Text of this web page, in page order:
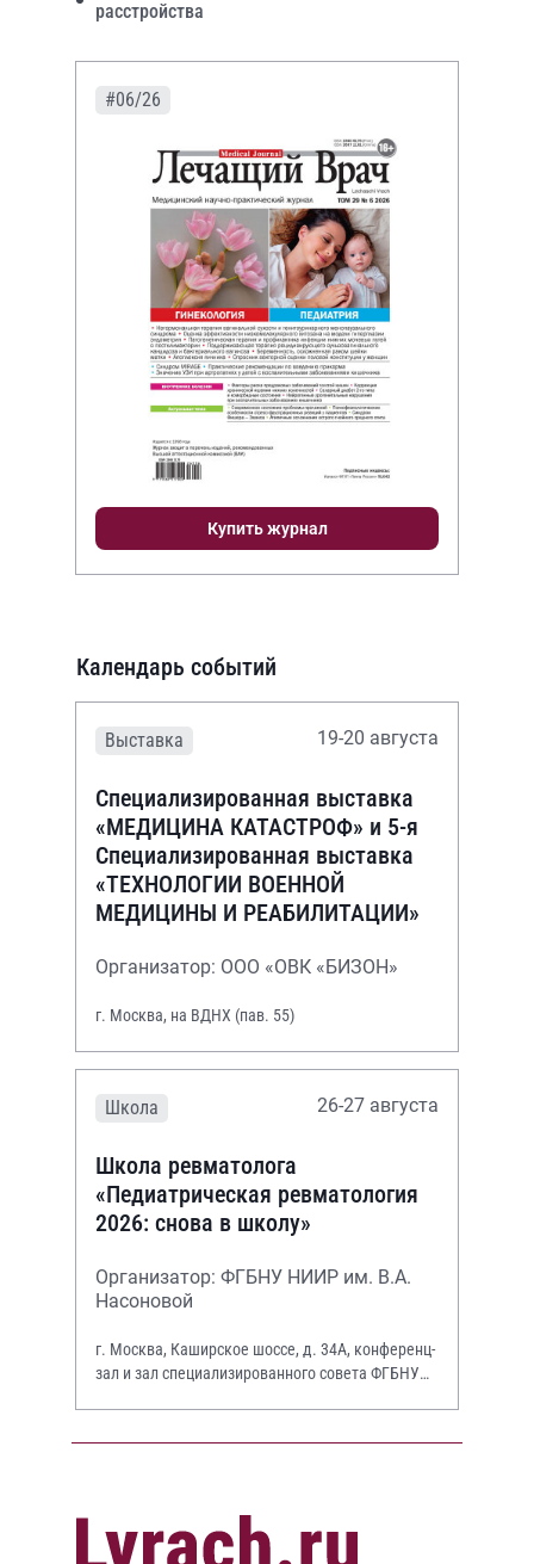
расстройства
#06/26
Купить журнал
Календарь событий
Выставка 19-20 августа
Специализированная выставка
«МЕДИЦИНА КАТАСТРОФ» и 5-я
Специализированная выставка
«ТЕХНОЛОГИИ ВОЕННОЙ
МЕДИЦИНЫ И РЕАБИЛИТАЦИИ»
Организатор: ООО «ОВК «БИЗОН»
г. Москва, на ВДНХ (пав. 55)
Школа 26-27 августа
Школа ревматолога
«Педиатрическая ревматология
2026: снова в школу»
Организатор: ФГБНУ НИИР им. В.А.
Насоновой
г. Москва, Каширское шоссе, д. 34А, конференц-
зал и зал специализированного совета ФГБНУ